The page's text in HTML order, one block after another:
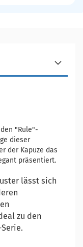
"Rule"-
dieser
der Kapuze das
präsentiert.
lässt sich
zu den